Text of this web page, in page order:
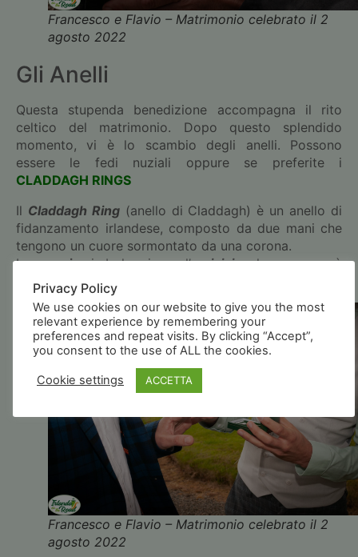
Francesco e Flavio – Matrimonio celebrato il 2
agosto 2022
Gli Anelli
Questa stupenda benedizione accompagna il rito
celtico del matrimonio. Dopo questo splendido
momento, vi è lo scambio degli anelli. Possono
essere le fedi nuziali oppure se preferite i
CLADDAGH RINGS
Il Claddagh Ring(anello di Claddagh) è un anello di
fidanzamento irlandese, composto da due mani che
tengono un cuore sormontato da una corona.
Lemanisimboleggiano l’amicizia, lacoronaè
simbolo dilealtà
Francesco e Flavio – Matrimonio celebrato il 2
agosto 2022
Privacy Policy
We use cookies on our website to give you the most
relevant experience by remembering your
preferences and repeat visits. By clicking “Accept”,
you consent to the use of ALL the cookies.
Cookie settings ACCETTA